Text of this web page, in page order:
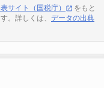
サイト（国税庁）
をもと
。詳しくは、 データの出典